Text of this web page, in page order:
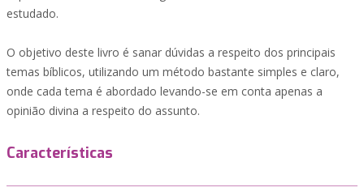
estudado.
O objetivo deste livro é sanar dúvidas a respeito dos principais
temas bíblicos, utilizando um método bastante simples e claro,
onde cada tema é abordado levando-se em conta apenas a
opinião divina a respeito do assunto.
Características